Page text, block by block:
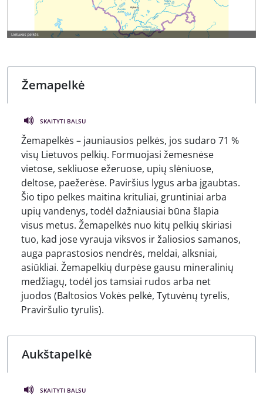
SKAITYTI BALSU
Žemapelkės – jauniausios pelkės, jos sudaro 71 %
visų Lietuvos pelkių. Formuojasi žemesnėse
vietose, sekliuose ežeruose, upių slėniuose,
deltose, paežerėse. Paviršius lygus arba įgaubtas.
Šio tipo pelkes maitina krituliai, gruntiniai arba
upių vandenys, todėl dažniausiai būna šlapia
visus metus. Žemapelkės nuo kitų pelkių skiriasi
tuo, kad jose vyrauja viksvos ir žaliosios samanos,
auga paprastosios nendrės, meldai, alksniai,
asiūkliai. Žemapelkių durpėse gausu mineralinių
medžiagų, todėl jos tamsiai rudos arba net
juodos (Baltosios Vokės pelkė, Tytuvėnų tyrelis,
Praviršulio tyrulis).
SKAITYTI BALSU